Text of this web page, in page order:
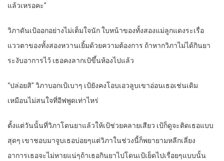
แล้วเหรอคะ”
วิภาดันเป้ออกอย่างไม่เต็มใจนัก ใบหน้าของทั้งสองแม่ลูกแดงระเรื่อ
แววตาของทั้งสองหวานเยิ้มด้วยความต้องการ ถ้าหากวิภาไม่ได้กินยา
ระงับอาการไว้ เธอคงลากเป้ขึ้นห้องไปแล้ว
“ปล่อยสิ” วิภาบอกเป้เบาๆ เป้ยังคงโอบเอวลูบเขาอ่อนเธอเช่นเดิม
เหมือนไม่สนใจที่อีฟพูดเท่าไหร่
ตั้งแต่วันนั้นที่วิภาโดนยาแล้วให้เป้ช่วยคลายเสียว เป้ก็ดูจะติดเธอแบบ
สุดๆ เขาชอบมาจูบเธอบ่อยๆแต่วิภาในช่วงนี้ก็พยายามหลีกเลี่ยง
อาการเธอจะไม่หายแน่ๆถ้าเธอกินยาไปโดนเป้เย็ดไปเรื่อยๆแบบนั้น